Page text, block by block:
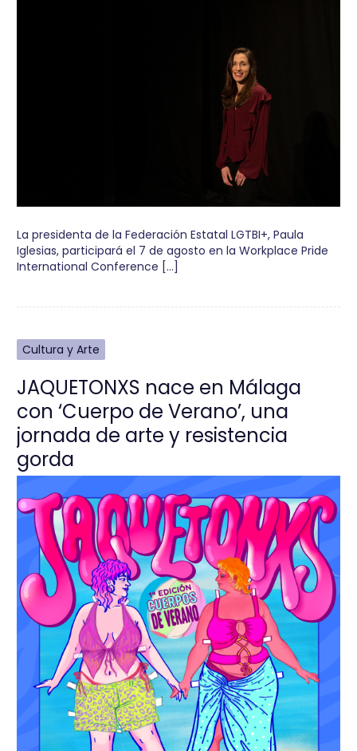
La presidenta de la Federación Estatal LGTBI+, Paula
Iglesias, participará el 7 de agosto en la Workplace Pride
International Conference […]
Cultura y Arte
JAQUETONXS nace en Málaga
con ‘Cuerpo de Verano’, una
jornada de arte y resistencia
gorda